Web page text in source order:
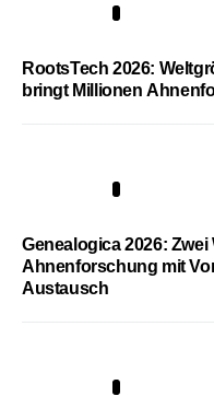
RootsTech 2026:
bringt Millionen
Genealogica 2026:
Ahnenforschung mit
Austausch